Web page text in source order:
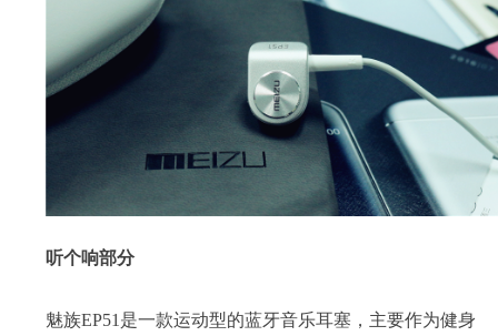
听个响部分
魅族EP51是一款运动型的蓝牙音乐耳塞，主要作为健身